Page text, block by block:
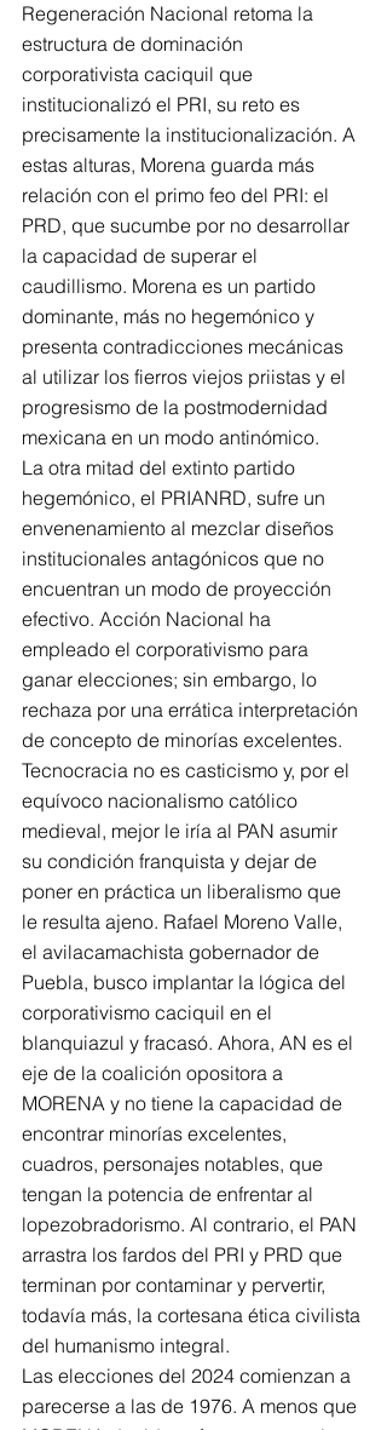
Regeneración Nacional retoma la
estructura de dominación
corporativista caciquil que
institucionalizó el PRI, su reto es
precisamente la institucionalización. A
estas alturas, Morena guarda más
relación con el primo feo del PRI: el
PRD, que sucumbe por no desarrollar
la capacidad de superar el
caudillismo. Morena es un partido
dominante, más no hegemónico y
presenta contradicciones mecánicas
al utilizar los fierros viejos priistas y el
progresismo de la postmodernidad
mexicana en un modo antinómico.
La otra mitad del extinto partido
hegemónico, el PRIANRD, sufre un
envenenamiento al mezclar diseños
institucionales antagónicos que no
encuentran un modo de proyección
efectivo. Acción Nacional ha
empleado el corporativismo para
ganar elecciones; sin embargo, lo
rechaza por una errática interpretación
de concepto de minorías excelentes.
Tecnocracia no es casticismo y, por el
equívoco nacionalismo católico
medieval, mejor le iría al PAN asumir
su condición franquista y dejar de
poner en práctica un liberalismo que
le resulta ajeno. Rafael Moreno Valle,
el avilacamachista gobernador de
Puebla, busco implantar la lógica del
corporativismo caciquil en el
blanquiazul y fracasó. Ahora, AN es el
eje de la coalición opositora a
MORENA y no tiene la capacidad de
encontrar minorías excelentes,
cuadros, personajes notables, que
tengan la potencia de enfrentar al
lopezobradorismo. Al contrario, el PAN
arrastra los fardos del PRI y PRD que
terminan por contaminar y pervertir,
todavía más, la cortesana ética civilista
del humanismo integral.
Las elecciones del 2024 comienzan a
parecerse a las de 1976. A menos que